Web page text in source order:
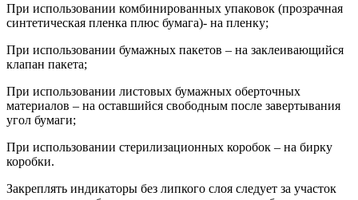
При использовании комбинированных упаковок (прозрачная
синтетическая пленка плюс бумага)- на пленку;
При использовании бумажных пакетов – на заклеивающийся
клапан пакета;
При использовании листовых бумажных оберточных
материалов – на оставшийся свободным после завертывания
угол бумаги;
При использовании стерилизационных коробок – на бирку
коробки.
Закреплять индикаторы без липкого слоя следует за участок